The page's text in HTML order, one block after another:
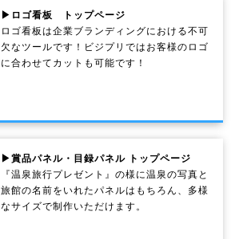
▶ロゴ看板 トップページ
ロゴ看板は企業ブランディングにおける不可
欠なツールです！ビジプリではお客様のロゴ
に合わせてカットも可能です！
▶賞品パネル・目録パネル トップページ
『温泉旅行プレゼント』の様に温泉の写真と
旅館の名前をいれたパネルはもちろん、多様
なサイズで制作いただけます。